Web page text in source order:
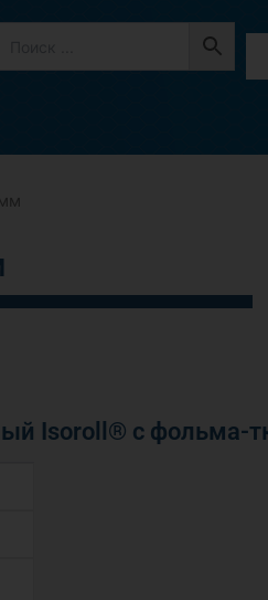
Isoroll® с фольма-